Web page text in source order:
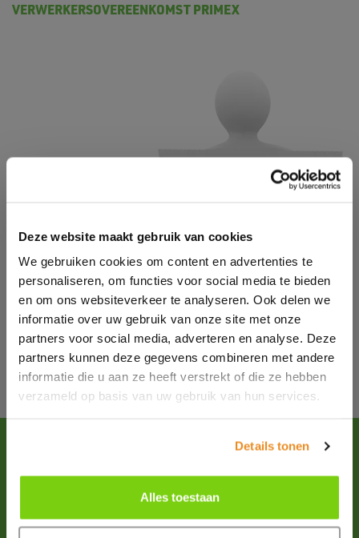
Deze website maakt gebruik van cookies
We gebruiken cookies om content en advertenties te
personaliseren, om functies voor social media te bieden
en om ons websiteverkeer te analyseren. Ook delen we
informatie over uw gebruik van onze site met onze
partners voor social media, adverteren en analyse. Deze
partners kunnen deze gegevens combineren met andere
informatie die u aan ze heeft verstrekt of die ze hebben
verzameld op basis van uw gebruik van hun services.
Details tonen
Alles toestaan
VERWERKERSOVEREENKOMST PRIMEX
Ons ervaren team denkt graag met je mee. Zo maak je altijd